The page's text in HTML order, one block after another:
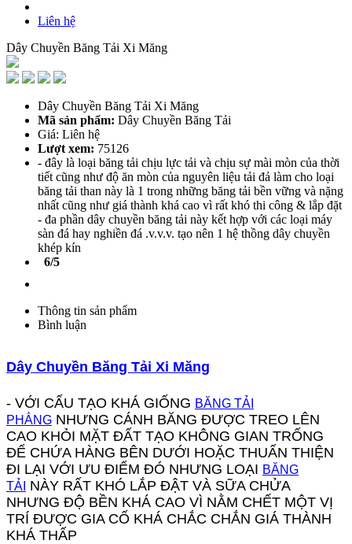
Liên hệ
Dây Chuyền Băng Tải Xi Măng
Dây Chuyền Băng Tải Xi Măng
Mã sản phẩm: Dây Chuyền Băng Tải
Giá: Liên hệ
Lượt xem: 75126
- đây là loại băng tải chịu lực tải và chịu sự mài mòn của thời
tiết cũng như độ ăn mòn của nguyên liệu tải đả làm cho loại
băng tải than này là 1 trong những băng tải bền vững và nặng
nhất cũng như giá thành khá cao vì rất khó thi công & lắp đặt
- đa phần dây chuyền băng tải này kết hợp với các loại máy
sàn đá hay nghiền đá .v.v.v. tạo nên 1 hệ thồng dây chuyền
khép kín
6/5
Thông tin sản phẩm
Bình luận
Dây Chuyền Băng Tải Xi Măng
- VỚI CẤU TẠO KHÁ GIỐNG BĂNG TẢI
PHẲNG NHƯNG CÁNH BĂNG ĐƯỢC TREO LÊN
CAO KHỎI MẶT ĐẤT TẠO KHÔNG GIAN TRỐNG
ĐỂ CHỨA HÀNG BÊN DƯỚI HOẶC THUẤN THIỆN
ĐI LẠI VỚI ƯU ĐIỂM ĐÓ NHƯNG LOẠI BĂNG
TẢI NÀY RẤT KHÓ LẮP ĐẬT VÀ SỮA CHỬA
NHƯNG ĐỘ BỀN KHÁ CAO VÌ NẰM CHẾT MỘT VỊ
TRÍ ĐƯỢC GIA CỐ KHÁ CHẮC CHẮN GIÁ THÀNH
KHÁ THẤP